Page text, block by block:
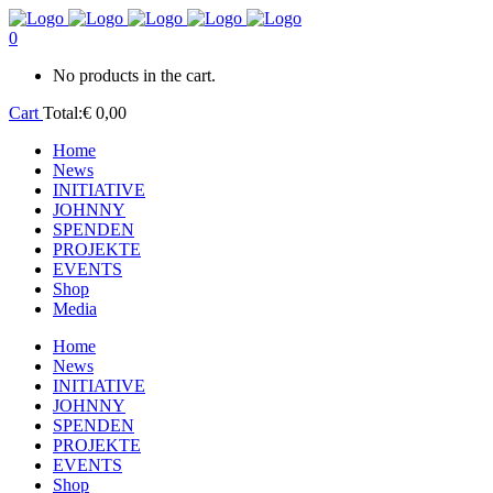
0
No products in the cart.
Cart Total:€ 0,00
Home
News
INITIATIVE
JOHNNY
SPENDEN
PROJEKTE
EVENTS
Shop
Media
Home
News
INITIATIVE
JOHNNY
SPENDEN
PROJEKTE
EVENTS
Shop